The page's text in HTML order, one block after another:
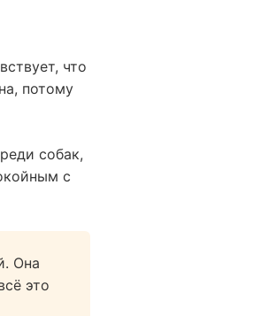
что
потому
собак,
с
Она
это